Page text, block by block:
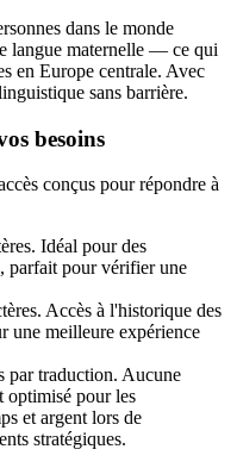
dans le monde
langue maternelle — ce qui
en Europe centrale. Avec
sans barrière.
besoins
conçus pour répondre à
Idéal pour des
parfait pour vérifier une
Accès à l'historique des
une meilleure expérience
par traduction. Aucune
optimisé pour les
et argent lors de
stratégiques.